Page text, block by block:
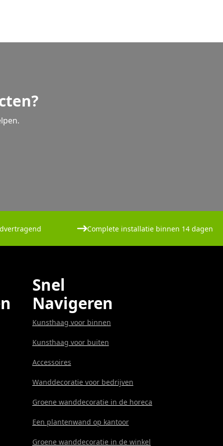
Complete installatie binnen 14 dagen
Snel
Navigeren
Kunsthaag voor binnen
Kunsthaag voor buiten
Accessoires
Wanddecoratie voor bedrijven
Groene wanddecoratie in de horeca
Een plantenwand op kantoor
Groene wanddecoratie in de winkel